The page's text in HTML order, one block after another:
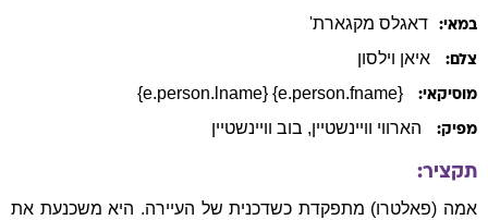
במאי: דאגלס מקגארת'
צלם: איאן וילסון
מוסיקאי: {e.person.fname} {e.person.lname}
מפיק: הארווי וויינשטיין, בוב וויינשטיין
תקציר:
אמה (פאלטרו) מתפקדת כשדכנית של העיירה. היא משכנעת את